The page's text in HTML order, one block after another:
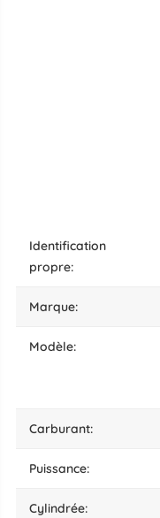
identification
propre:
marque:
modèle:
carburant:
puissance:
cylindrée: